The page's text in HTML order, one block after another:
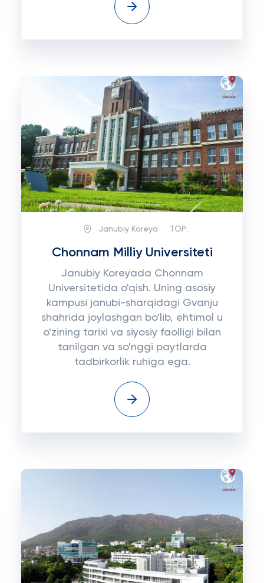
Janubiy Koreya TOP:
Chonnam Milliy Universiteti
Janubiy Koreyada Chonnam
Universitetida o'qish. Uning asosiy
kampusi janubi-sharqidagi Gvanju
shahrida joylashgan bo'lib, ehtimol u
o'zining tarixi va siyosiy faolligi bilan
tanilgan va so'nggi paytlarda
tadbirkorlik ruhiga ega.